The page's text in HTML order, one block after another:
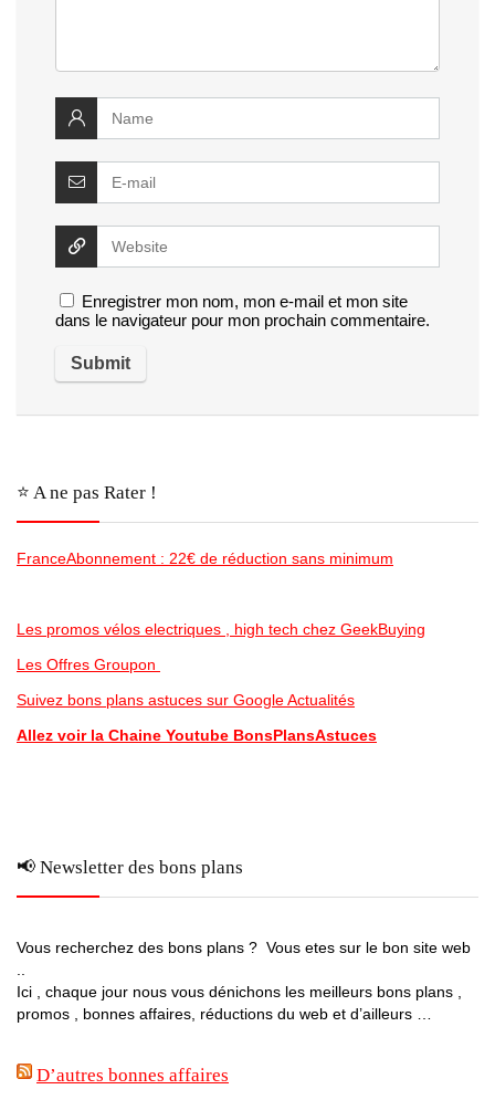
Enregistrer mon nom, mon e-mail et mon site
dans le navigateur pour mon prochain commentaire.
⭐️ A ne pas Rater !
FranceAbonnement : 22€ de réduction sans minimum
Les promos vélos electriques , high tech chez GeekBuying
Les Offres Groupon
Suivez bons plans astuces sur Google Actualités
Allez voir la Chaine Youtube BonsPlansAstuces
📢 Newsletter des bons plans
Vous recherchez des bons plans ? Vous etes sur le bon site web
..
Ici , chaque jour nous vous dénichons les meilleurs bons plans ,
promos , bonnes affaires, réductions du web et d’ailleurs …
D’autres bonnes affaires